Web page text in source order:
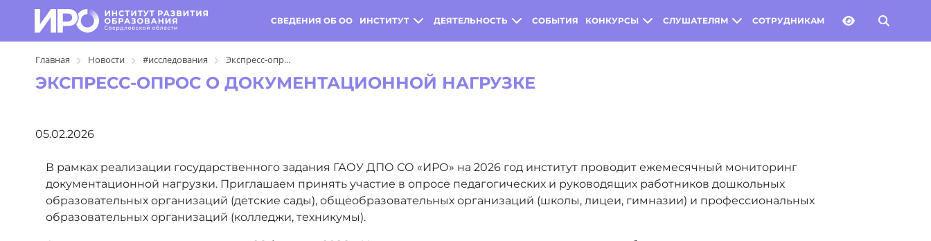
СВЕДЕНИЯ ОБ ОО ИНСТИТУТ ДЕЯТЕЛЬНОСТЬ СОБЫТИЯ КОНКУРСЫ СЛУШАТЕЛЯМ СОТРУДНИКАМ
Главная Новости #исследования Экспресс-опр...
ЭКСПРЕСС-ОПРОС О ДОКУМЕНТАЦИОННОЙ НАГРУЗКЕ
05.02.2026
В рамках реализации государственного задания ГАОУ ДПО СО «ИРО» на 2026 год институт проводит ежемесячный мониторинг
документационной нагрузки. Приглашаем принять участие в опросе педагогических и руководящих работников дошкольных
образовательных организаций (детские сады), общеобразовательных организаций (школы, лицеи, гимназии) и профессиональных
образовательных организаций (колледжи, техникумы).